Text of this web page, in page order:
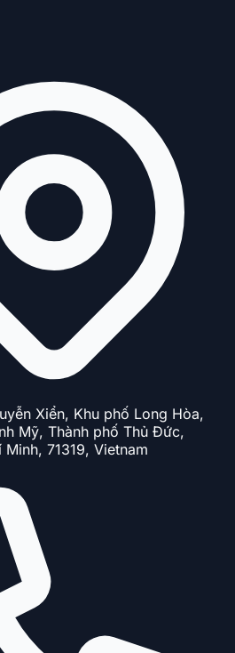
Xiển, Khu phố Long Hòa,
Mỹ, Thành phố Thủ Đức,
71319, Vietnam